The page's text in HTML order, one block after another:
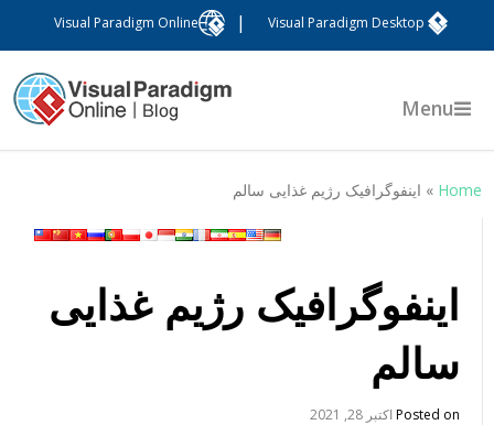
Visual Paradigm Desktop
Visual Paradigm Online
Menu
Home
» اینفوگرافیک رژیم غذایی سالم
اینفوگرافیک رژیم غذایی
سالم
Posted onاکتبر 28, 2021